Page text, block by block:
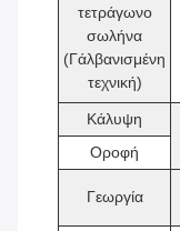
τετράγωνο
σωλήνα
(Γάλβανισμένη
τεχνική)
Κάλυψη
Οροφή
Γεωργία